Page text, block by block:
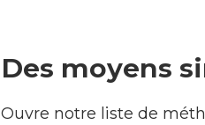
Des moyens
Ouvre notre liste de